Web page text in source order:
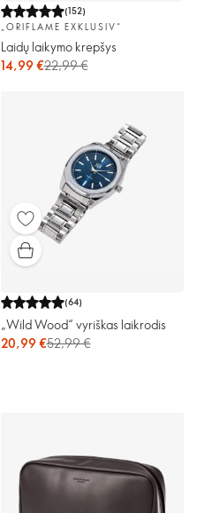
(152)
„ORIFLAME EXKLUSIV“
Laidų laikymo krepšys
14,99 €22,99 €
(64)
„Wild Wood“ vyriškas laikrodis
20,99 €52,99 €